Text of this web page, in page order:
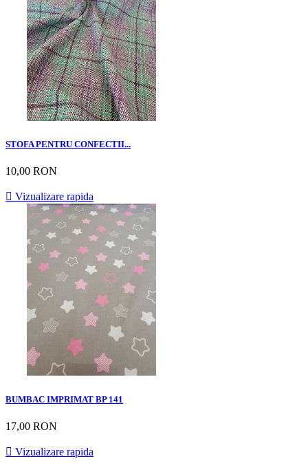
STOFA PENTRU CONFECTII...
10,00 RON
 Vizualizare rapida
BUMBAC IMPRIMAT BP 141
17,00 RON
 Vizualizare rapida